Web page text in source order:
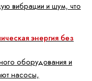
вибрации и шум, что
энергия без
оборудования и
насосы,